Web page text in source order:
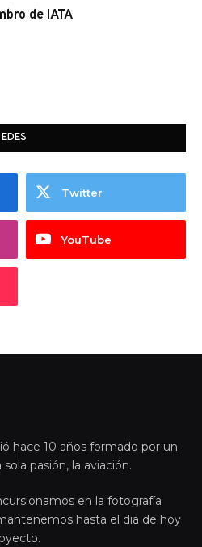
de IATA
Twitter
YouTube
hace 10 años formado por un
pasión, la aviación.
en la fotografía
hasta el dia de hoy